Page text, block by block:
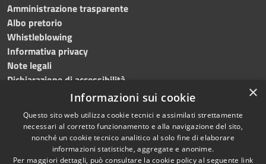
Amministrazione trasparente
Albo pretorio
Whistleblowing
Informativa privacy
Note legali
Dichiarazione di accessibilità
Accessibilità
Copyright © 2024Comune
di Brembate di Sopra
×
Informazioni sui cookie
Questo sito web utilizza cookie tecnici e assimilati strettamente
necessari al corretto funzionamento e alla navigazione del sito,
nonché un cookie tecnico analitico al solo fine di elaborare
informazioni statistiche, aggregate e anonime.
Per maggiori dettagli, può consultare la cookie policy al seguente link